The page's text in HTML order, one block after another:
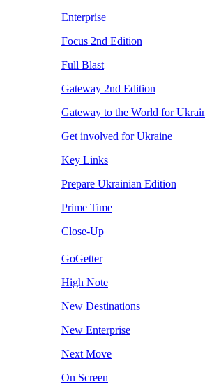
Enterprise
Focus 2nd Edition
Full Blast
Gateway 2nd Edition
Gateway to the World for
Get involved for Ukraine
Key Links
Prepare Ukrainian Edition
Prime Time
Close-Up
GoGetter
High Note
New Destinations
New Enterprise
Next Move
On Screen